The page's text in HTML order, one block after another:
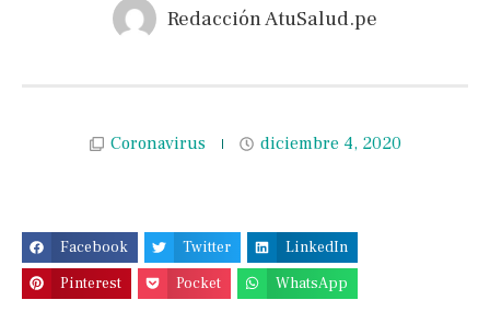
Redacción AtuSalud.pe
Coronavirus diciembre 4, 2020
Facebook Twitter
LinkedIn
Pinterest
Pocket WhatsApp